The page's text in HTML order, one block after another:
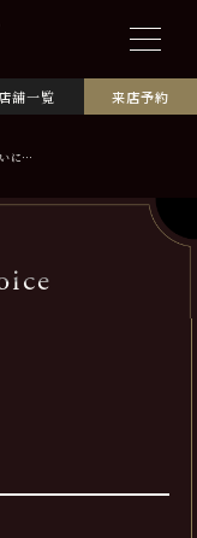
店舗一覧 来店予約
に…